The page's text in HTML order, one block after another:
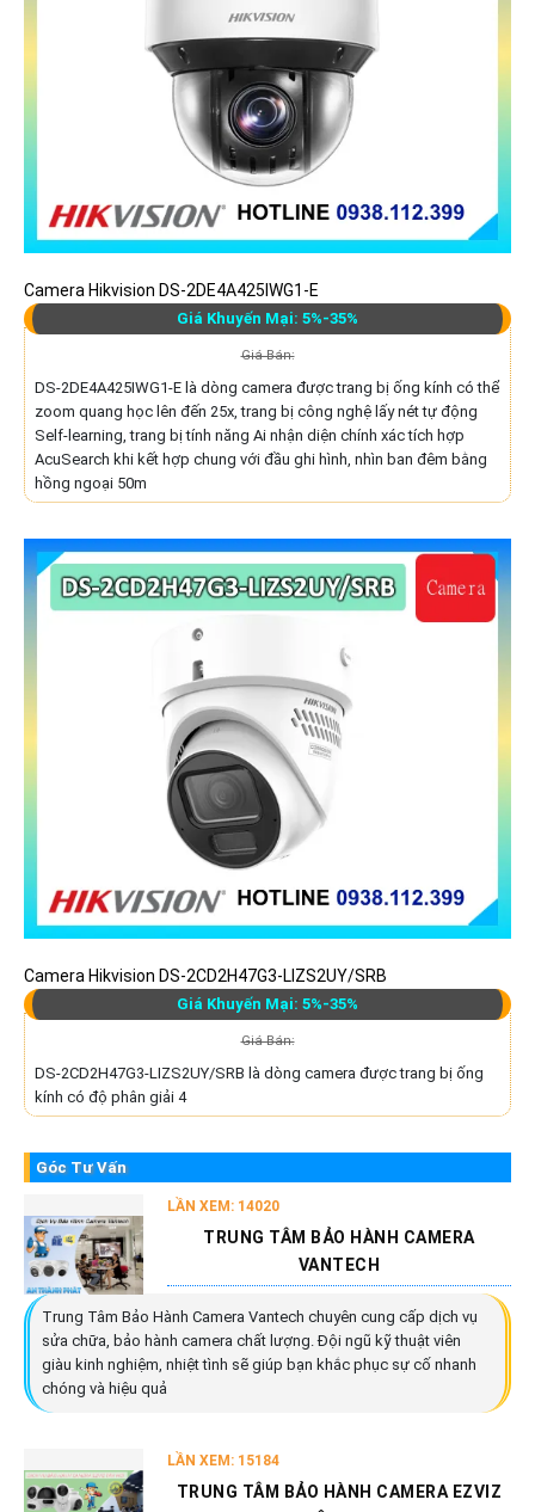
Camera Hikvision DS-2DE4A425IWG1-E
Giá Khuyến Mại: 5%-35%
Giá Bán:
DS-2DE4A425IWG1-E là dòng camera được trang bị ống kính có thể
zoom quang học lên đến 25x, trang bị công nghệ lấy nét tự động
Self-learning, trang bị tính năng Ai nhận diện chính xác tích hợp
AcuSearch khi kết hợp chung với đầu ghi hình, nhìn ban đêm bằng
hồng ngoại 50m
Camera Hikvision DS-2CD2H47G3-LIZS2UY/SRB
Giá Khuyến Mại: 5%-35%
Giá Bán:
DS-2CD2H47G3-LIZS2UY/SRB là dòng camera được trang bị ống
kính có độ phân giải 4
Góc Tư Vấn
LẦN XEM: 14020
TRUNG TÂM BẢO HÀNH CAMERA
VANTECH
Trung Tâm Bảo Hành Camera Vantech chuyên cung cấp dịch vụ
sửa chữa, bảo hành camera chất lượng. Đội ngũ kỹ thuật viên
giàu kinh nghiệm, nhiệt tình sẽ giúp bạn khắc phục sự cố nhanh
chóng và hiệu quả
LẦN XEM: 15184
TRUNG TÂM BẢO HÀNH CAMERA EZVIZ